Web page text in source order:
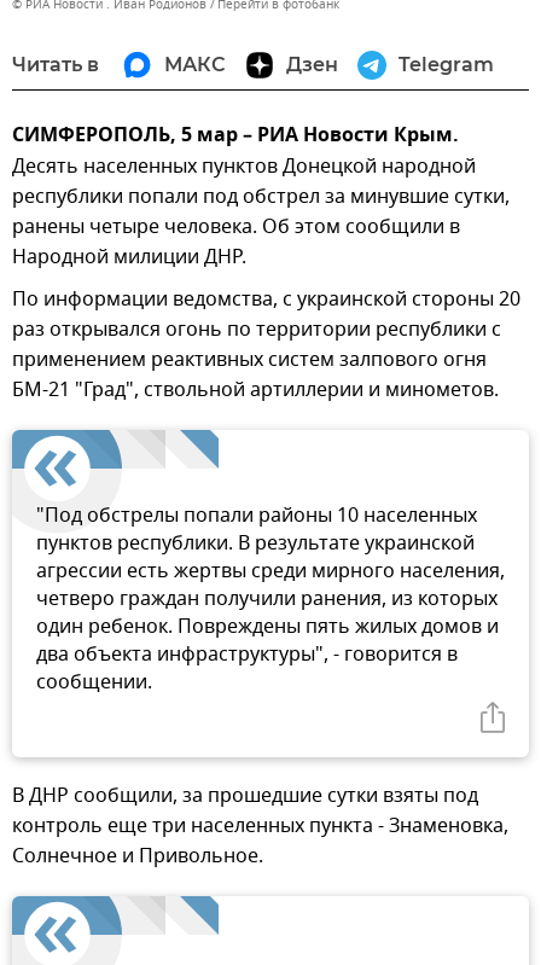
© РИА Новости . Иван Родионов Перейти в фотобанк
Читать в МАКС Дзен Telegram
СИМФЕРОПОЛЬ, 5 мар – РИА Новости Крым.
Десять населенных пунктов Донецкой народной
республики попали под обстрел за минувшие сутки,
ранены четыре человека. Об этом сообщили в
Народной милиции ДНР.
По информации ведомства, с украинской стороны 20
раз открывался огонь по территории республики с
применением реактивных систем залпового огня
БМ-21 "Град", ствольной артиллерии и минометов.
"Под обстрелы попали районы 10 населенных
пунктов республики. В результате украинской
агрессии есть жертвы среди мирного населения,
четверо граждан получили ранения, из которых
один ребенок. Повреждены пять жилых домов и
два объекта инфраструктуры", - говорится в
сообщении.
В ДНР сообщили, за прошедшие сутки взяты под
контроль еще три населенных пункта - Знаменовка,
Солнечное и Привольное.